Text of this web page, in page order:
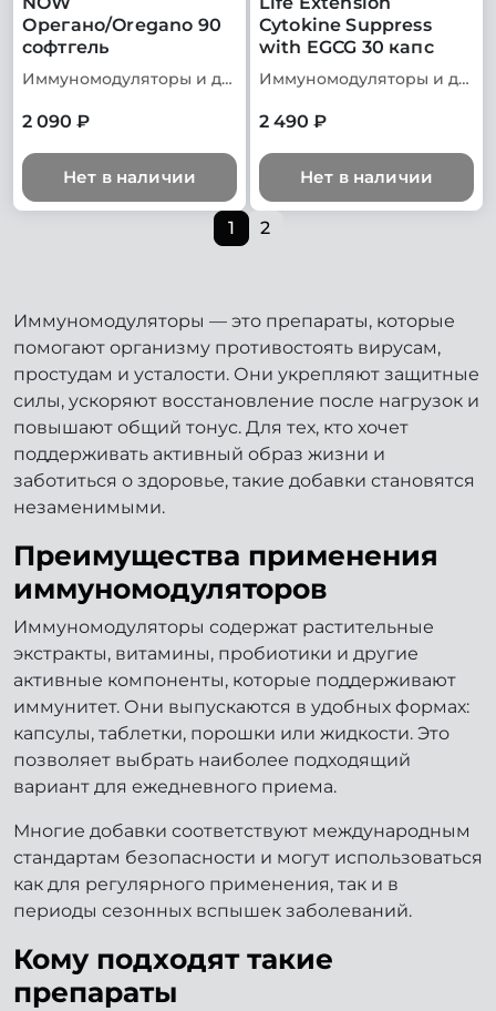
Орегано/Oregano 90
софтгель
Иммуномодуляторы и добавки для иммунитета
2 090 ₽
Нет в наличии
Cytokine Suppress
with EGCG 30 капс
Иммуномодуляторы и добавки для иммунитета
2 490 ₽
Нет в наличии
1 2
Иммуномодуляторы — это препараты, которые
помогают организму противостоять вирусам,
простудам и усталости. Они укрепляют защитные
силы, ускоряют восстановление после нагрузок и
повышают общий тонус. Для тех, кто хочет
поддерживать активный образ жизни и
заботиться о здоровье, такие добавки становятся
незаменимыми.
Преимущества применения
иммуномодуляторов
Иммуномодуляторы содержат растительные
экстракты, витамины, пробиотики и другие
активные компоненты, которые поддерживают
иммунитет. Они выпускаются в удобных формах:
капсулы, таблетки, порошки или жидкости. Это
позволяет выбрать наиболее подходящий
вариант для ежедневного приема.
Многие добавки соответствуют международным
стандартам безопасности и могут использоваться
как для регулярного применения, так и в
периоды сезонных вспышек заболеваний.
Кому подходят такие
препараты